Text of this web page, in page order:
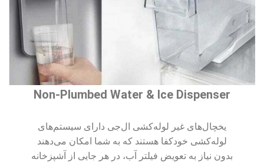
Non-Plumbed Water & Ice Dispenser
یخچال‌های غیر لوله‌کشی ال‌جی دارای سیستم‌های
لوله‌کشی خودکفا هستند که به شما امکان می‌دهند
بدون نیاز به تعویض فیلتر آب، در هر جایی از آشپزخانه